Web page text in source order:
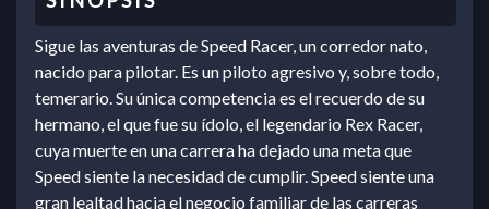
Sigue las aventuras de Speed Racer, un corredor nato,
nacido para pilotar. Es un piloto agresivo y, sobre todo,
temerario. Su única competencia es el recuerdo de su
hermano, el que fue su ídolo, el legendario Rex Racer,
cuya muerte en una carrera ha dejado una meta que
Speed siente la necesidad de cumplir. Speed siente una
gran lealtad hacia el negocio familiar de las carreras